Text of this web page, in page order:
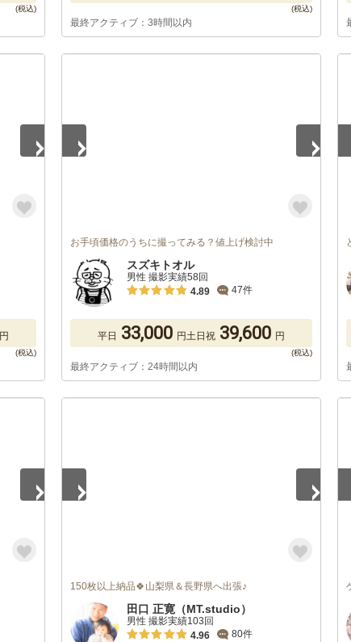
最終アクティブ：3時間以内
円
お手頃価格のうちに撮ってみる？値上げ検討中
スズキトオル
男性 撮影実績58回
4.89
47件
平日 33,000 円土日祝 39,600 円
最終アクティブ：24時間以内
150枚以上納品🍀山梨県＆長野県へ出張♪
田口 正寛（MT.studio）
男性 撮影実績103回
4.96
80件